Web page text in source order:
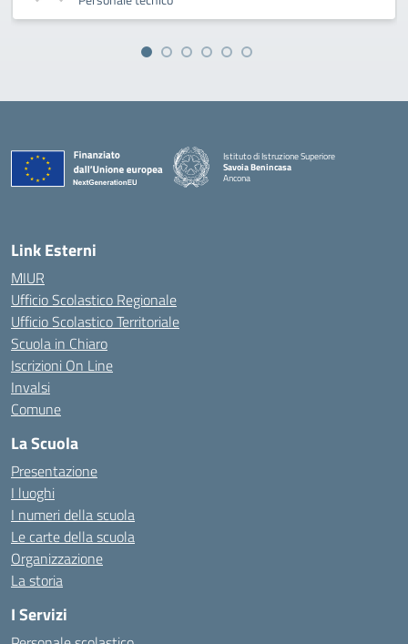
Istituto di Istruzione Superiore
Savoia Benincasa
Ancona
Link Esterni
MIUR
Ufficio Scolastico Regionale
Ufficio Scolastico Territoriale
Scuola in Chiaro
Iscrizioni On Line
Invalsi
Comune
La Scuola
Presentazione
I luoghi
I numeri della scuola
Le carte della scuola
Organizzazione
La storia
I Servizi